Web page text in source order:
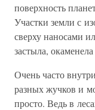
поверхность
Участки земли с
сверху наносами
застыла,
Очень часто
разных жучков и
просто. Ведь в